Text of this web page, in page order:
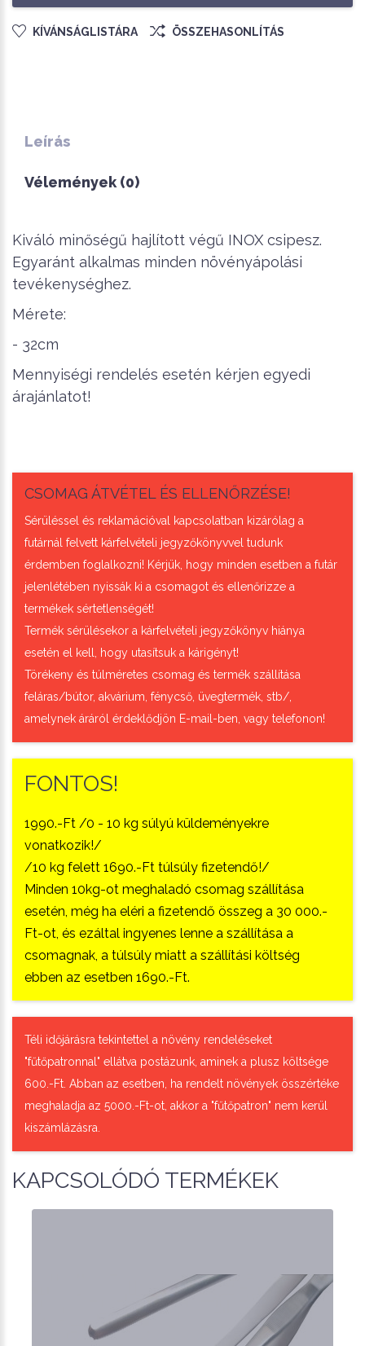
KÍVÁNSÁGLISTÁRA ÖSSZEHASONLÍTÁS
Leírás
Vélemények (0)
Kiváló minőségű hajlított végű INOX csipesz.
Egyaránt alkalmas minden növényápolási
tevékenységhez.
Mérete:
- 32cm
Mennyiségi rendelés esetén kérjen egyedi
árajánlatot!
CSOMAG ÁTVÉTEL ÉS ELLENŐRZÉSE!
Sérüléssel és reklamációval kapcsolatban kizárólag a
futárnál felvett kárfelvételi jegyzőkönyvvel tudunk
érdemben foglalkozni! Kérjük, hogy minden esetben a futár
jelenlétében nyissák ki a csomagot és ellenőrizze a
termékek sértetlenségét!
Termék sérülésekor a kárfelvételi jegyzőkönyv hiánya
esetén el kell, hogy utasítsuk a kárigényt!
Törékeny és túlméretes csomag és termék szállítása
feláras/bútor, akvárium, fénycső, üvegtermék, stb/,
amelynek áráról érdeklődjön E-mail-ben, vagy telefonon!
FONTOS!
1990.-Ft /0 - 10 kg súlyú küldeményekre
vonatkozik!/
/10 kg felett 1690.-Ft túlsúly fizetendő!/
Minden 10kg-ot meghaladó csomag szállítása
esetén, még ha eléri a fizetendő összeg a 30 000.-
Ft-ot, és ezáltal ingyenes lenne a szállítása a
csomagnak, a túlsúly miatt a szállítási költség
ebben az esetben 1690.-Ft.
Téli időjárásra tekintettel a növény rendeléseket
"fűtőpatronnal" ellátva postázunk, aminek a plusz költsége
600.-Ft. Abban az esetben, ha rendelt növények összértéke
meghaladja az 5000.-Ft-ot, akkor a "fűtőpatron" nem kerül
kiszámlázásra.
KAPCSOLÓDÓ TERMÉKEK